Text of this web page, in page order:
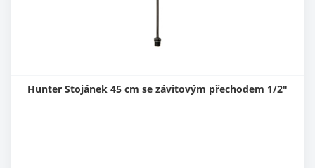
Hunter Stojánek 45 cm se závitovým přechodem 1/2"